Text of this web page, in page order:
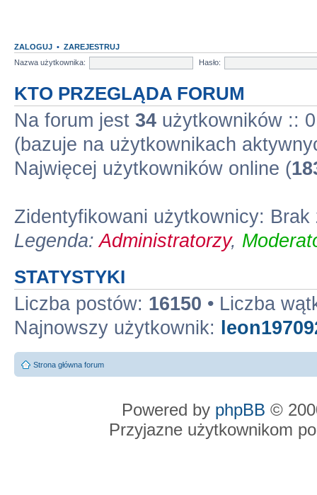
ZALOGUJ • ZAREJESTRUJ
Nazwa użytkownika:
Hasło:
KTO PRZEGLĄDA FORUM
Na forum jest 34 użytkowników ::
(bazuje na użytkownikach
Najwięcej użytkowników online (
Zidentyfikowani użytkownicy:
Legenda:Administratorzy,
STATYSTYKI
Liczba postów: 16150 • Liczba
Najnowszy użytkownik:
Strona główna forum
Powered by phpBB ©
Przyjazne użytkownikom